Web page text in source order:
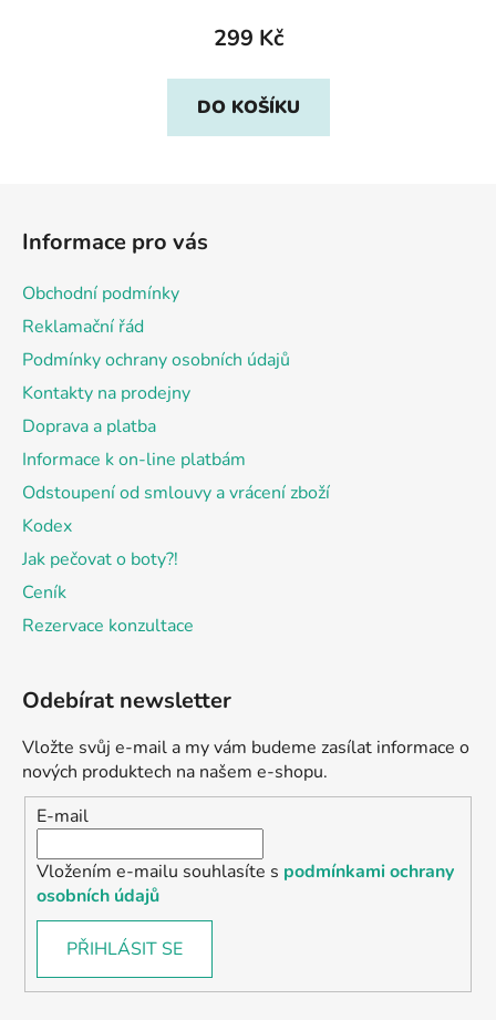
299 Kč
DO KOŠÍKU
Informace pro vás
Obchodní podmínky
Reklamační řád
Podmínky ochrany osobních údajů
Kontakty na prodejny
Doprava a platba
Informace k on-line platbám
Odstoupení od smlouvy a vrácení zboží
Kodex
Jak pečovat o boty?!
Ceník
Rezervace konzultace
Odebírat newsletter
Vložte svůj e-mail a my vám budeme zasílat informace o
nových produktech na našem e-shopu.
E-mail
Vložením e-mailu souhlasíte s podmínkami ochrany
osobních údajů
PŘIHLÁSIT SE